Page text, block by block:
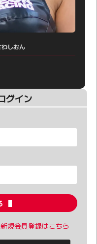
しおん
グイン
新規会員登録はこちら